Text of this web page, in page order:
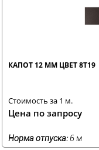
КАПОТ 12 ММ ЦВЕТ 8T19
Стоимость за 1 м.
Цена по запросу
Норма отпуска: 6 м